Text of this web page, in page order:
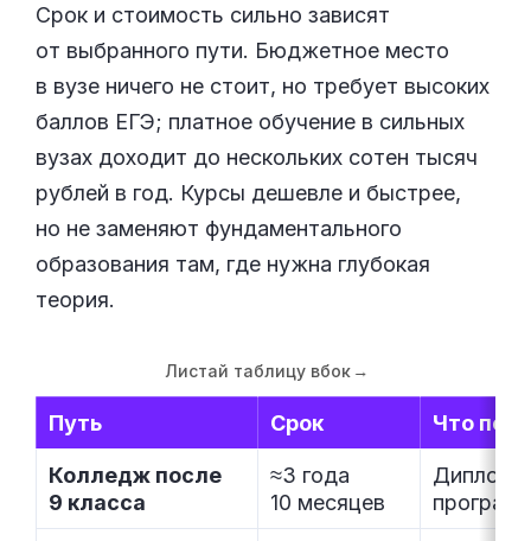
Срок и стоимость сильно зависят
от выбранного пути. Бюджетное место
в вузе ничего не стоит, но требует высоких
баллов ЕГЭ; платное обучение в сильных
вузах доходит до нескольких сотен тысяч
рублей в год. Курсы дешевле и быстрее,
но не заменяют фундаментального
образования там, где нужна глубокая
теория.
Листай таблицу вбок →
Путь Срок Что
Колледж после
9 класса
≈3 года
10 месяцев
Диплом